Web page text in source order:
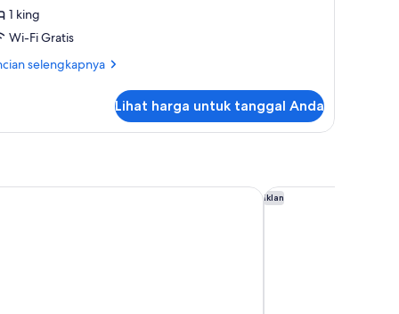
1 king
Wi-Fi Gratis
selengkapnya
Lihat harga untuk tanggal Anda
at Resorts World Iklan
Residence Inn by